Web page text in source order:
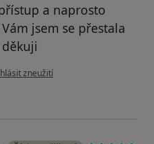
a naprosto
jsem se přestala
názoru uživatele Veronika S.
zneužití